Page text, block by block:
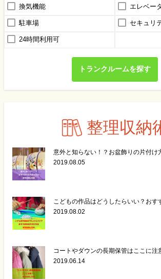
換気機能 エレベー
駐車場 セキュリ
24時間利用可
トランクルームを探す
整理収納
意外と知らない！？お盆飾りの片付け
2019.08.05
こどもの作品はどうしたらいい？おす
2019.08.02
コートやダウンの長期保管はここに注
2019.06.14